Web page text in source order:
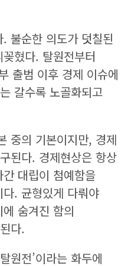
. 불순한 의도가 덧칠된
혔다. 탈원전부터
출범 이후 경제 이슈에
갈수록 노골화되고
중의 기본이지만, 경제
된다. 경제현상은 항상
대립이 첨예함을
. 균형있게 다뤄야
숨겨진 함의
다.
원전’이라는 화두에